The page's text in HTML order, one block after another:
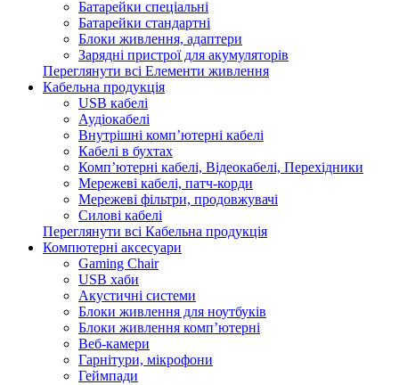
Батарейки спеціальні
Батарейки стандартні
Блоки живлення, адаптери
Зарядні пристрої для акумуляторів
Переглянути всі Елементи живлення
Кабельна продукція
USB кабелі
Аудіокабелі
Внутрішні комп’ютерні кабелі
Кабелі в бухтах
Комп’ютерні кабелі, Відеокабелі, Перехідники
Мережеві кабелі, патч-корди
Мережеві фільтри, продовжувачі
Силові кабелі
Переглянути всі Кабельна продукція
Компютерні аксесуари
Gaming Chair
USB хаби
Акустичні системи
Блоки живлення для ноутбуків
Блоки живлення комп’ютерні
Веб-камери
Гарнітури, мікрофони
Геймпади